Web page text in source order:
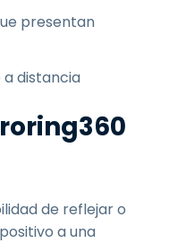
presentan
a distancia
de reflejar o
a una